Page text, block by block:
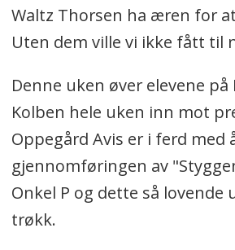
Waltz Thorsen ha æren for
Uten dem ville vi ikke fått til
Denne uken øver elevene på
Kolben hele uken inn mot
Oppegård Avis er i ferd med
gjennomføringen av
Onkel P og dette så lovende
trøkk.